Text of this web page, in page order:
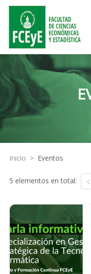
Inicio > Eventos
5 elementos en total: